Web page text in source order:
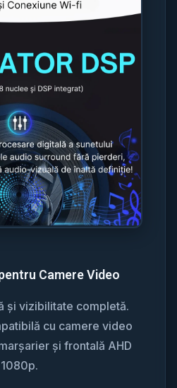
Camere Video
și vizibilitate completă.
cu camere video
și frontală AHD
1080p.